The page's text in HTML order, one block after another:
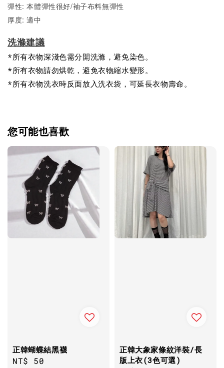
彈性: 本體彈性很好/袖子布料無彈性
厚度: 適中
洗滌建議
*所有衣物深淺色需分開洗滌，避免染色。
*所有衣物請勿烘乾，避免衣物縮水變形。
*所有衣物洗衣時反面放入洗衣袋，可延長衣物壽命。
您可能也喜歡
正韓蝴蝶結黑襪
Regular
NT$ 50
正韓大象家條紋洋裝/長
版上衣(3色可選)